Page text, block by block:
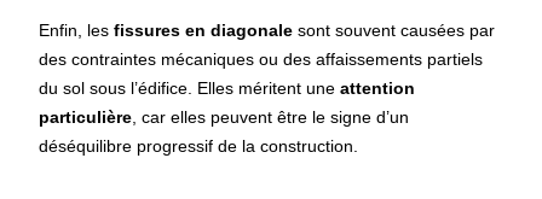
Enfin, lesfissures en diagonale sont souvent causées par
des contraintes mécaniques ou des affaissements partiels
du sol sous l’édifice. Elles méritent uneattention
particulière , car elles peuvent être le signe d’un
déséquilibre progressif de la construction.